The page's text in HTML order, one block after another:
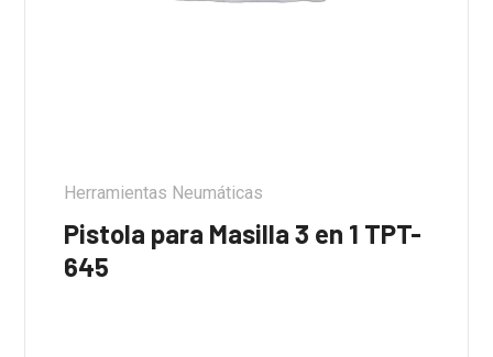
Herramientas Neumáticas
Pistola para Masilla 3 en 1 TPT-
645